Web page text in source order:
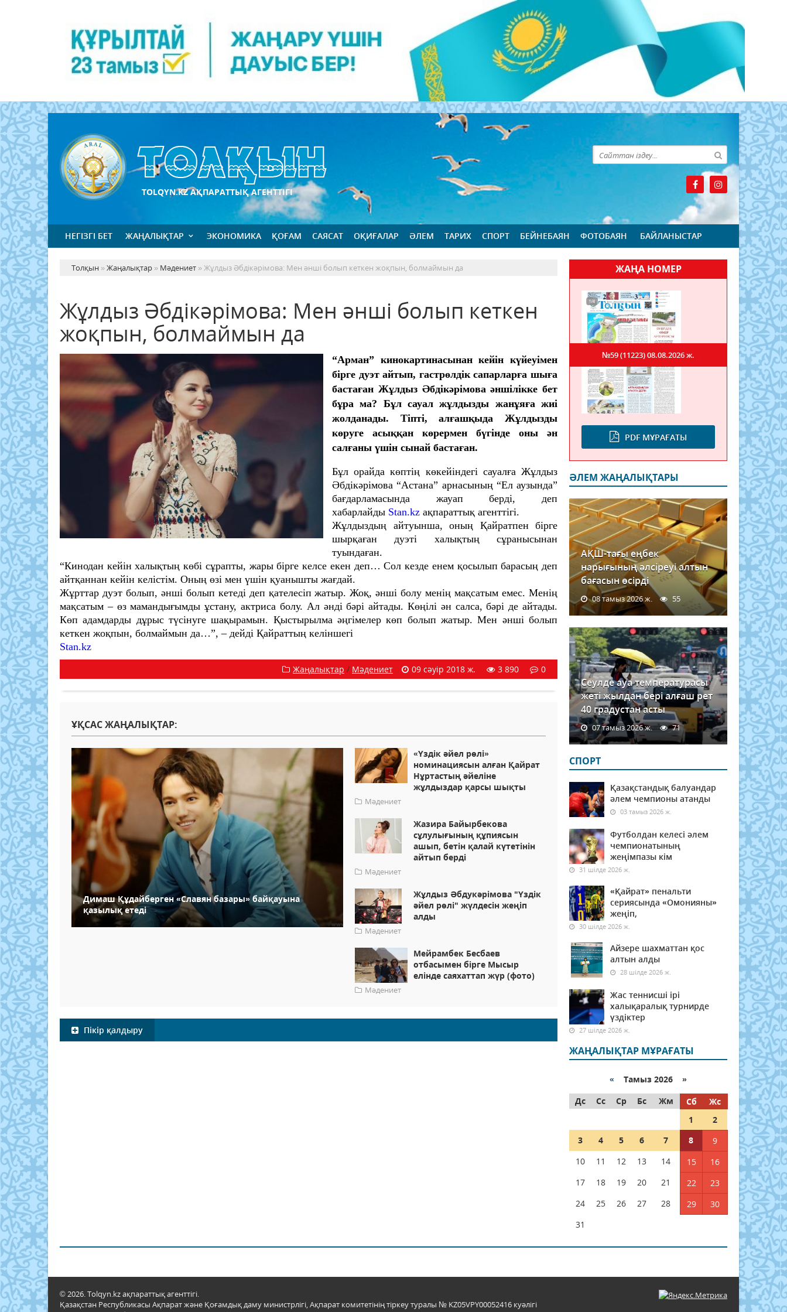
TOLQYN.KZ АҚПАРАТТЫҚ АГЕНТТІГІ
НЕГІЗГІ БЕТ ЖАҢАЛЫҚТАР ЭКОНОМИКА ҚОҒАМ САЯСАТ ОҚИҒАЛАР ӘЛЕМ ТАРИХ СПОРТ БЕЙНЕБАЯН ФОТОБАЯН БАЙЛАНЫСТАР
Толқын »Жаңалықтар » Мәдениет » Жұлдыз Әбдікәрімова: Мен әнші болып кеткен жоқпын, болмаймын да
Жұлдыз Әбдікәрімова: Мен әнші болып кеткен
жоқпын, болмаймын да
“Арман” кинокартинасынан кейін күйеуімен
бірге дуэт айтып, гастрөлдік сапарларға шыға
бастаған Жұлдыз Әбдікәрімова әншілікке бет
бұра ма? Бұл сауал жұлдызды жанұяға жиі
жолданады. Тіпті, алғашқыда Жұлдызды
көруге асыққан көрермен бүгінде оны ән
салғаны үшін сынай бастаған.
Бұл орайда көптің көкейіндегі сауалға Жұлдыз
Әбдікәрімова “Астана” арнасының “Ел аузында”
бағдарламасында жауап берді, деп
хабарлайды Stan.kz ақпараттық агенттігі.
Жұлдыздың айтуынша, оның Қайратпен бірге
шырқаған дуэті халықтың сұранысынан
туындаған.
“Кинодан кейін халықтың көбі сұрапты, жары бірге келсе екен деп… Сол кезде енем қосылып барасың деп
айтқаннан кейін келістім. Оның өзі мен үшін қуанышты жағдай.
Жұрттар дуэт болып, әнші болып кетеді деп қателесіп жатыр. Жоқ, әнші болу менің мақсатым емес. Менің
мақсатым – өз мамандығымды ұстану, актриса болу. Ал әнді бәрі айтады. Көңілі ән салса, бәрі де айтады.
Көп адамдарды дұрыс түсінуге шақырамын. Қыстырылма әңгімелер көп болып жатыр. Мен әнші болып
кеткен жоқпын, болмаймын да…”, – дейді Қайраттың келіншегі
Stan.kz
Жаңалықтар / Мәдениет 09 сәуір 2018 ж. 3 890 0
ҰҚСАС ЖАҢАЛЫҚТАР:
Димаш Құдайберген «Славян базары» байқауына
қазылық етеді
«Үздік әйел рөлі»
номинациясын алған Қайрат
Нұртастың әйеліне
жұлдыздар қарсы шықты
Мәдениет
Жазира Байырбекова
сұлулығының құпиясын
ашып, бетін қалай күтетінін
айтып берді
Мәдениет
Жұлдыз Әбдукәрімова "Үздік
әйел рөлі" жүлдесін жеңіп
алды
Мәдениет
Мейрамбек Бесбаев
отбасымен бірге Мысыр
елінде саяхаттап жүр (фото)
Мәдениет
Пікір қалдыру
ЖАҢА НОМЕР
PDF МҰРАҒАТЫ
№59 (11223)08.08.2026 ж.
ӘЛЕМ ЖАҢАЛЫҚТАРЫ
АҚШ-тағы еңбек
нарығының әлсіреуі алтын
бағасын өсірді
08 тамыз 2026 ж. 55
Сеулде ауа температурасы
жеті жылдан бері алғаш рет
40 градустан асты
07 тамыз 2026 ж. 71
СПОРТ
Қазақстандық балуандар
әлем чемпионы атанды
03 тамыз 2026 ж.
Футболдан келесі әлем
чемпионатының
жеңімпазы кім
31 шілде 2026 ж.
«Қайрат» пенальти
сериясында «Омонияны»
жеңіп,
30 шілде 2026 ж.
Айзере шахматтан қос
алтын алды
28 шілде 2026 ж.
Жас теннисші ірі
халықаралық турнирде
үздіктер
27 шілде 2026 ж.
ЖАҢАЛЫҚТАР МҰРАҒАТЫ
« Тамыз 2026 »
Дс
Сс Ср Бс Жм Сб
Жс
1
2
3
4 5 6 7 8
9
10
11 12 13 14 15
16
17
18 19 20 21 22
23
24
25 26 27 28 29
30
31
© 2026. Tolqyn.kz ақпараттық агенттігі.
Қазақстан Республикасы Ақпарат және Қоғамдық даму министрлігі, Ақпарат комитетінің тіркеу туралы № KZ05VPY00052416 куәлігі